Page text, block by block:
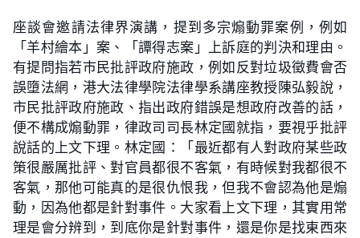
座談會邀請法律界演講，提到多宗煽動罪案例，例如
「羊村繪本」案、「譚得志案」上訴庭的判決和理由。
有提問指若巿民批評政府施政，例如反對垃圾徵費會否
誤墮法網，港大法律學院法律學系講座教授陳弘毅說，
市民批評政府施政、指出政府錯誤是想政府改善的話，
便不構成煽動罪，律政司司長林定國就指，要視乎批評
說話的上文下理。林定國：「最近都有人對政府某些政
策很嚴厲批評、對官員都很不客氣，有時候對我都很不
客氣，那他可能真的是很仇恨我，但我不會認為他是煽
動，因為他都是針對事件。大家看上文下理，其實用常
理是會分辨到，到底你是針對事件，還是你是找東西來